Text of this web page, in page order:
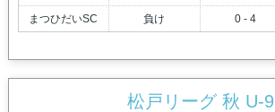
まつひだいSC 負け 0 - 4
松戸リーグ 秋 U-9